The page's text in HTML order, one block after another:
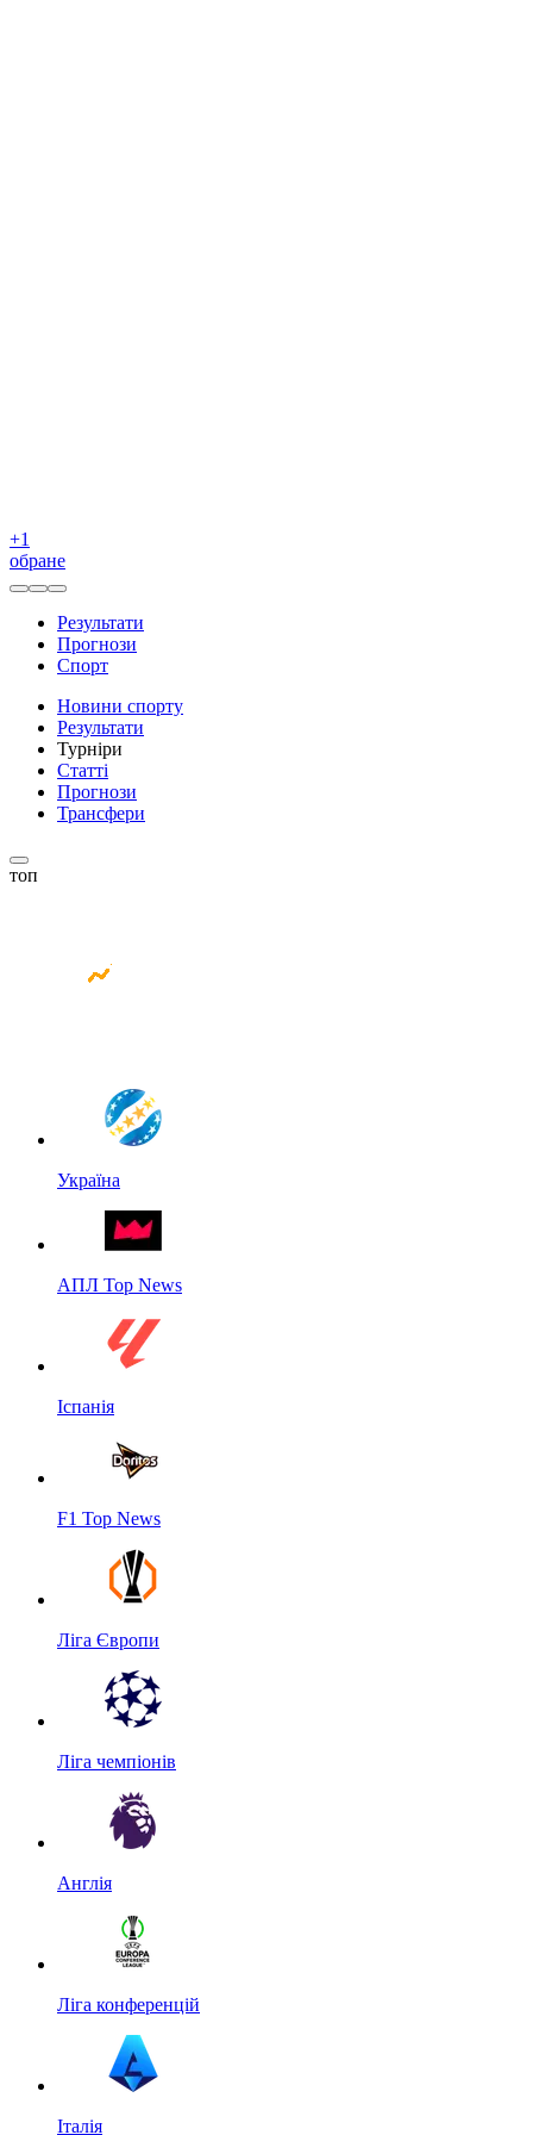
+1
обране
Результати
Прогнози
Спорт
Новини спорту
Результати
Турніри
Статті
Прогнози
Трансфери
топ
Україна
АПЛ Top News
Іспанія
F1 Top News
Ліга Європи
Ліга чемпіонів
Англія
Ліга конференцій
Італія